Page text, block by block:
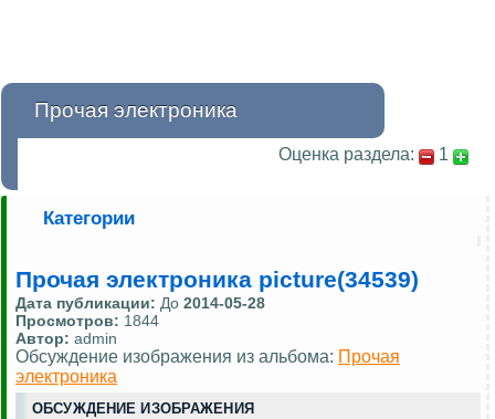
Прочая электроника
Оценка раздела: 1
Категории
Прочая электроника picture(34539)
Дата публикации: До 2014-05-28
Просмотров: 1844
Автор: admin
Обсуждение изображения из альбома: Прочая
электроника
ОБСУЖДЕНИЕ ИЗОБРАЖЕНИЯ